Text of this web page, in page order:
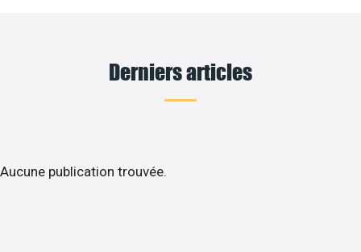
Derniers articles
Aucune publication trouvée.